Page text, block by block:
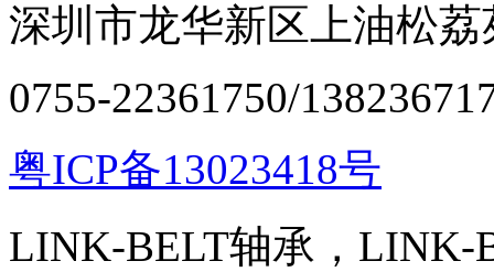
深圳市龙华新区上油松
0755-22361750/
粤ICP备13023418号
LINK-BELT轴承，LINK-